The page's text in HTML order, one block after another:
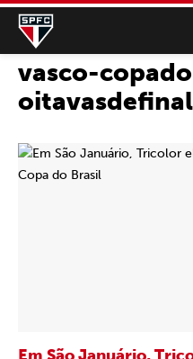
vasco-